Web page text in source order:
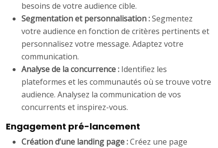
besoins de votre audience cible.
Segmentation et personnalisation :Segmentez
votre audience en fonction de critères pertinents et
personnalisez votre message. Adaptez votre
communication.
Analyse de la concurrence : Identifiez les
plateformes et les communautés où se trouve votre
audience. Analysez la communication de vos
concurrents et inspirez-vous.
Engagement pré-lancement
Création d’une landing page :Créez une page